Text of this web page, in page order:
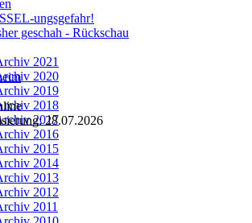
ungsgefahr!
geschah - Rückschau
2021
2020
2019
2018
2017
2016
2015
2014
2013
2012
2011
28.07.2026